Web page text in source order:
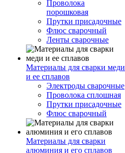
Проволока
порошковая
Прутки присадочные
Флюс сварочный
Ленты сварочные
Материалы для сварки меди
и ее сплавов
Электроды сварочные
Проволока сплошная
Прутки присадочные
Флюс сварочный
Материалы для сварки
алюминия и его сплавов